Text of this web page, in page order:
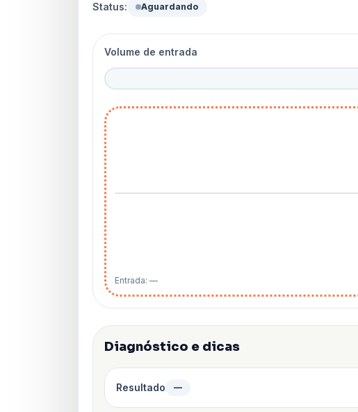
Status: Aguardando
Volume de entrada
Entrada: —
Diagnóstico e dicas
Resultado —